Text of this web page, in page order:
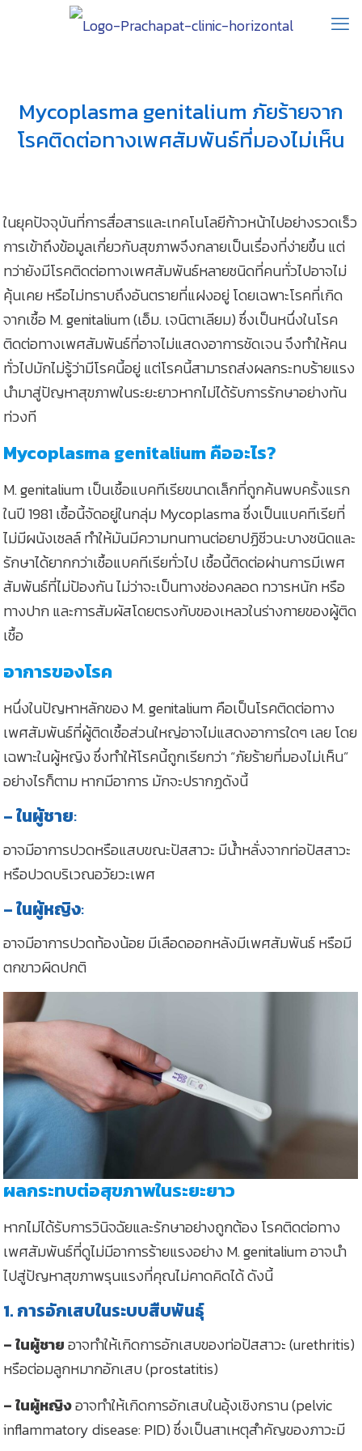
Mycoplasma genitalium ภัยร้ายจาก
โรคติดต่อทางเพศสัมพันธ์ที่มองไม่เห็น
ในยุคปัจจุบันที่การสื่อสารและเทคโนโลยีก้าวหน้าไปอย่างรวดเร็ว
การเข้าถึงข้อมูลเกี่ยวกับสุขภาพจึงกลายเป็นเรื่องที่ง่ายขึ้น แต่
ทว่ายังมีโรคติดต่อทางเพศสัมพันธ์หลายชนิดที่คนทั่วไปอาจไม่
คุ้นเคย หรือไม่ทราบถึงอันตรายที่แฝงอยู่ โดยเฉพาะโรคที่เกิด
จากเชื้อ M. genitalium (เอ็ม. เจนิตาเลียม) ซึ่งเป็นหนึ่งในโรค
ติดต่อทางเพศสัมพันธ์ที่อาจไม่แสดงอาการชัดเจน จึงทำให้คน
ทั่วไปมักไม่รู้ว่ามีโรคนี้อยู่ แต่โรคนี้สามารถส่งผลกระทบร้ายแรง
นำมาสู่ปัญหาสุขภาพในระยะยาวหากไม่ได้รับการรักษาอย่างทัน
ท่วงที
Mycoplasma genitalium คืออะไร?
M. genitalium เป็นเชื้อแบคทีเรียขนาดเล็กที่ถูกค้นพบครั้งแรก
ในปี 1981 เชื้อนี้จัดอยู่ในกลุ่ม Mycoplasma ซึ่งเป็นแบคทีเรียที่
ไม่มีผนังเซลล์ ทำให้มันมีความทนทานต่อยาปฏิชีวนะบางชนิดและ
รักษาได้ยากกว่าเชื้อแบคทีเรียทั่วไป เชื้อนี้ติดต่อผ่านการมีเพศ
สัมพันธ์ที่ไม่ป้องกัน ไม่ว่าจะเป็นทางช่องคลอด ทวารหนัก หรือ
ทางปาก และการสัมผัสโดยตรงกับของเหลวในร่างกายของผู้ติด
เชื้อ
อาการของโรค
หนึ่งในปัญหาหลักของ M. genitalium คือเป็นโรคติดต่อทาง
เพศสัมพันธ์ที่ผู้ติดเชื้อส่วนใหญ่อาจไม่แสดงอาการใดๆ เลย โดย
เฉพาะในผู้หญิง ซึ่งทำให้โรคนี้ถูกเรียกว่า “ภัยร้ายที่มองไม่เห็น”
อย่างไรก็ตาม หากมีอาการ มักจะปรากฏดังนี้
– ในผู้ชาย:
อาจมีอาการปวดหรือแสบขณะปัสสาวะ มีน้ำหลั่งจากท่อปัสสาวะ
หรือปวดบริเวณอวัยวะเพศ
– ในผู้หญิง:
อาจมีอาการปวดท้องน้อย มีเลือดออกหลังมีเพศสัมพันธ์ หรือมี
ตกขาวผิดปกติ
ผลกระทบต่อสุขภาพในระยะยาว
หากไม่ได้รับการวินิจฉัยและรักษาอย่างถูกต้อง โรคติดต่อทาง
เพศสัมพันธ์ที่ดูไม่มีอาการร้ายแรงอย่าง M. genitalium อาจนำ
ไปสู่ปัญหาสุขภาพรุนแรงที่คุณไม่คาดคิดได้ ดังนี้
1. การอักเสบในระบบสืบพันธุ์
– ในผู้ชายอาจทำให้เกิดการอักเสบของท่อปัสสาวะ (urethritis)
หรือต่อมลูกหมากอักเสบ (prostatitis)
– ในผู้หญิงอาจทำให้เกิดการอักเสบในอุ้งเชิงกราน (pelvic
inflammatory disease: PID) ซึ่งเป็นสาเหตุสำคัญของภาวะมี